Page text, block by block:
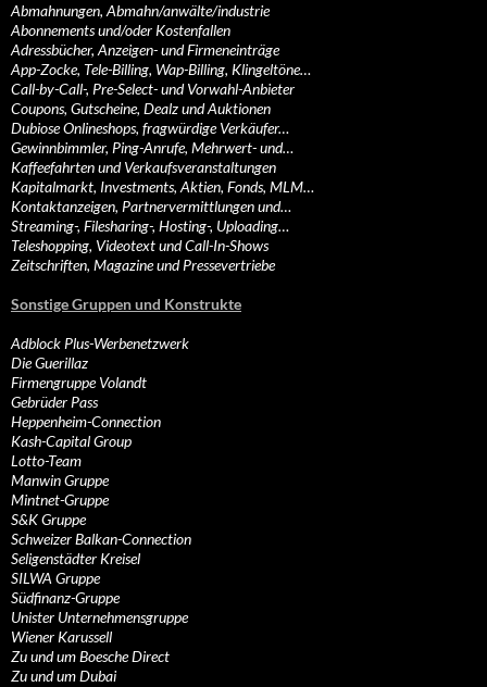
Abmahnungen, Abmahn/anwälte/industrie
Abonnements und/oder Kostenfallen
Adressbücher, Anzeigen- und Firmeneinträge
App-Zocke, Tele-Billing, Wap-Billing, Klingeltöne…
Call-by-Call-, Pre-Select- und Vorwahl-Anbieter
Coupons, Gutscheine, Dealz und Auktionen
Dubiose Onlineshops, fragwürdige Verkäufer…
Gewinnbimmler, Ping-Anrufe, Mehrwert- und…
Kaffeefahrten und Verkaufsveranstaltungen
Kapitalmarkt, Investments, Aktien, Fonds, MLM…
Kontaktanzeigen, Partnervermittlungen und…
Streaming-, Filesharing-, Hosting-, Uploading…
Teleshopping, Videotext und Call-In-Shows
Zeitschriften, Magazine und Pressevertriebe
Sonstige Gruppen und Konstrukte
Adblock Plus-Werbenetzwerk
Die Guerillaz
Firmengruppe Volandt
Gebrüder Pass
Heppenheim-Connection
Kash-Capital Group
Lotto-Team
Manwin Gruppe
Mintnet-Gruppe
S&K Gruppe
Schweizer Balkan-Connection
Seligenstädter Kreisel
SILWA Gruppe
Südfinanz-Gruppe
Unister Unternehmensgruppe
Wiener Karussell
Zu und um Boesche Direct
Zu und um Dubai